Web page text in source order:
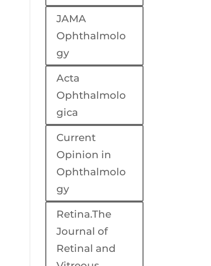
JAMA
Ophthalmolo
gy
Acta
Ophthalmolo
gica
Current
Opinion in
Ophthalmolo
gy
Retina.The
Journal of
Retinal and